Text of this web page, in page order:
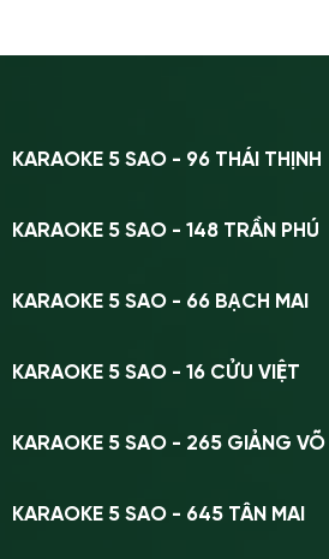
KARAOKE 5 SAO - 96 THÁI THỊNH
KARAOKE 5 SAO - 148 TRẦN PHÚ
KARAOKE 5 SAO - 66 BẠCH MAI
KARAOKE 5 SAO - 16 CỬU VIỆT
KARAOKE 5 SAO - 265 GIẢNG VÕ
KARAOKE 5 SAO - 645 TÂN MAI